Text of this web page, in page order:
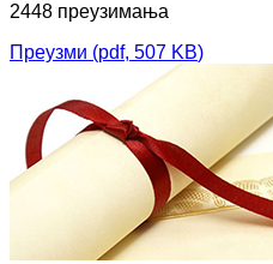
2448 преузимања
Преузми (pdf, 507 KB)